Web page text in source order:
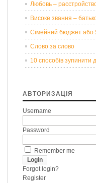
Любовь –
Високе звання –
Сімейний бюджет або
Слово за слово
10 способів зупинити
АВТОРИЗАЦІЯ
Username
Password
Remember me
Forgot login?
Register